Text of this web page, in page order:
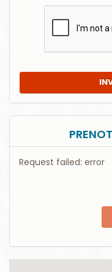
Request failed: error